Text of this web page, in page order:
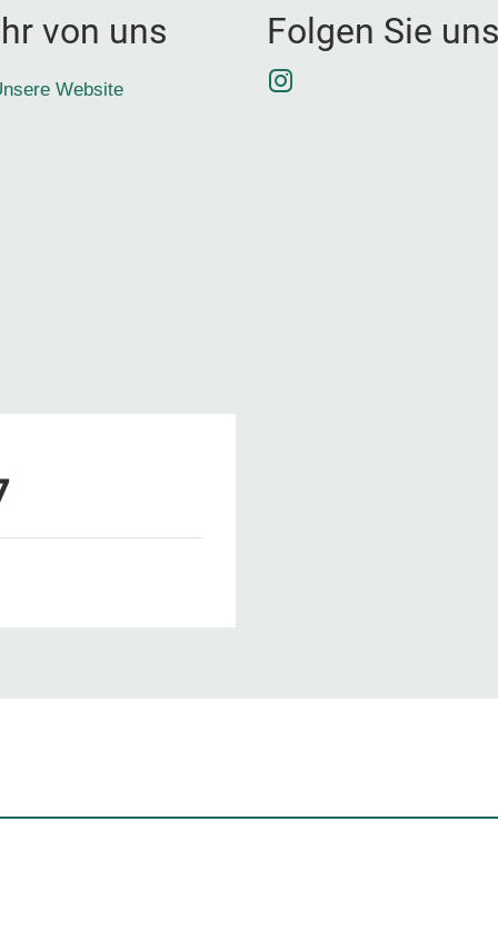
von uns
Website
Folgen Sie uns
Instagram